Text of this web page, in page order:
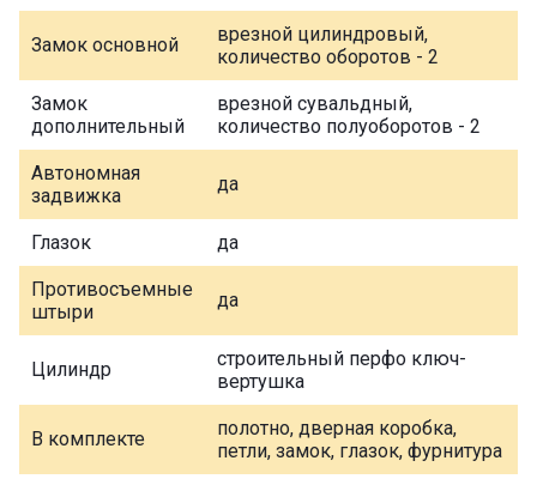
Замок основной
врезной цилиндровый,
количество оборотов - 2
Замок
дополнительный
врезной сувальдный,
количество полуоборотов - 2
Автономная
задвижка
да
Глазок да
Противосъемные
штыри
да
Цилиндр
строительный перфо ключ-
вертушка
В комплекте
полотно, дверная коробка,
петли, замок, глазок, фурнитура